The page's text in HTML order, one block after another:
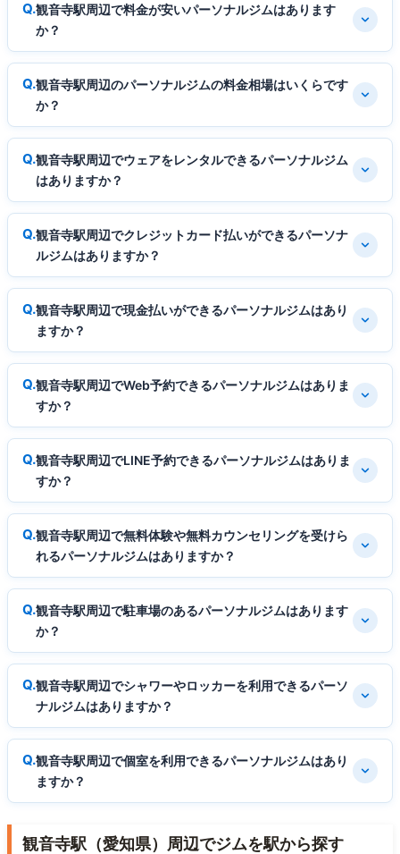
観音寺駅周辺で料金が安いパーソナルジムはあります
か？
観音寺駅周辺のパーソナルジムの料金相場はいくらです
か？
観音寺駅周辺でウェアをレンタルできるパーソナルジム
はありますか？
観音寺駅周辺でクレジットカード払いができるパーソナ
ルジムはありますか？
観音寺駅周辺で現金払いができるパーソナルジムはあり
ますか？
観音寺駅周辺でWeb予約できるパーソナルジムはありま
すか？
観音寺駅周辺でLINE予約できるパーソナルジムはありま
すか？
観音寺駅周辺で無料体験や無料カウンセリングを受けら
れるパーソナルジムはありますか？
観音寺駅周辺で駐車場のあるパーソナルジムはあります
か？
観音寺駅周辺でシャワーやロッカーを利用できるパーソ
ナルジムはありますか？
観音寺駅周辺で個室を利用できるパーソナルジムはあり
ますか？
観音寺駅（愛知県）周辺でジムを駅から探す